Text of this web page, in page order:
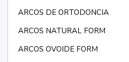
ARCOS DE ORTODONCIA
ARCOS NATURAL FORM
ARCOS OVOIDE FORM